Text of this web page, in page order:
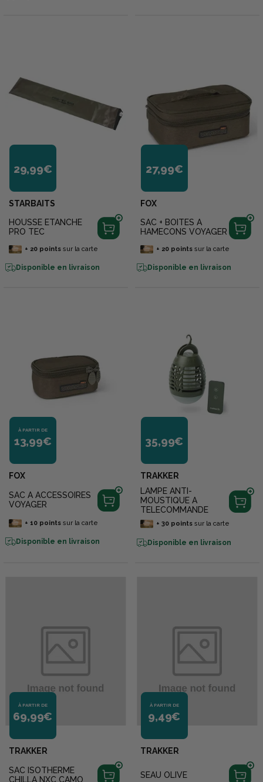
29,99€
STARBAITS
HOUSSE ETANCHE
PRO TEC
+ 20pointssur la carte
Disponible en livraison
27,99€
FOX
SAC + BOITES A
HAMECONS VOYAGER
+ 20pointssur la carte
Disponible en livraison
À PARTIR DE
13,99€
FOX
SAC A ACCESSOIRES
VOYAGER
+ 10pointssur la carte
Disponible en livraison
35,99€
TRAKKER
LAMPE ANTI-
MOUSTIQUE A
TELECOMMANDE
+ 30pointssur la carte
Disponible en livraison
À PARTIR DE
69,99€
TRAKKER
SAC ISOTHERME
CHILLA NXC CAMO
À PARTIR DE
9,49€
TRAKKER
SEAU OLIVE